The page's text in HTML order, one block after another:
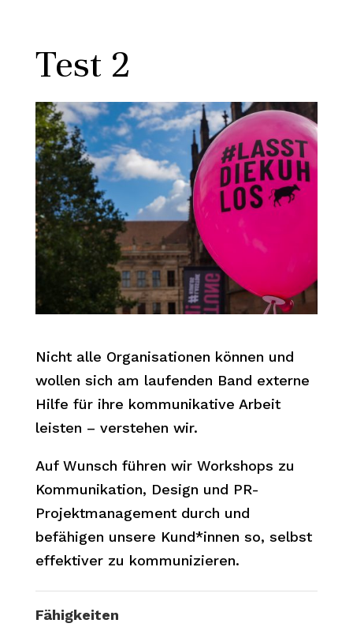
Test 2
Nicht alle Organisationen können und
wollen sich am laufenden Band externe
Hilfe für ihre kommunikative Arbeit
leisten – verstehen wir.
Auf Wunsch führen wir Workshops zu
Kommunikation, Design und PR-
Projektmanagement durch und
befähigen unsere Kund*innen so, selbst
effektiver zu kommunizieren.
Fähigkeiten